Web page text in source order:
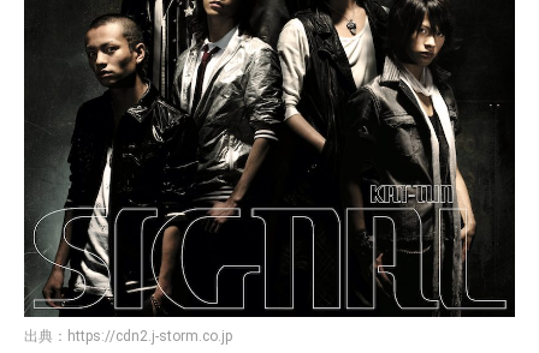
出典： https://cdn2.j-storm.co.jp